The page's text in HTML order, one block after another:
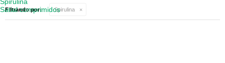
Filtrando por: Spirulina
Satial comprimidos